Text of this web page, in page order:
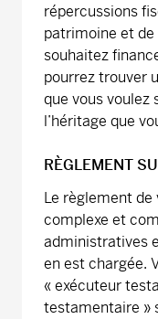
répercussions
patrimoine et
souhaitez
pourrez trouver
que vous
l’héritage que
RÈGLEMENT
Le règlement de
complexe et
administratives
en est chargée.
« exécuteur
testamentaire »